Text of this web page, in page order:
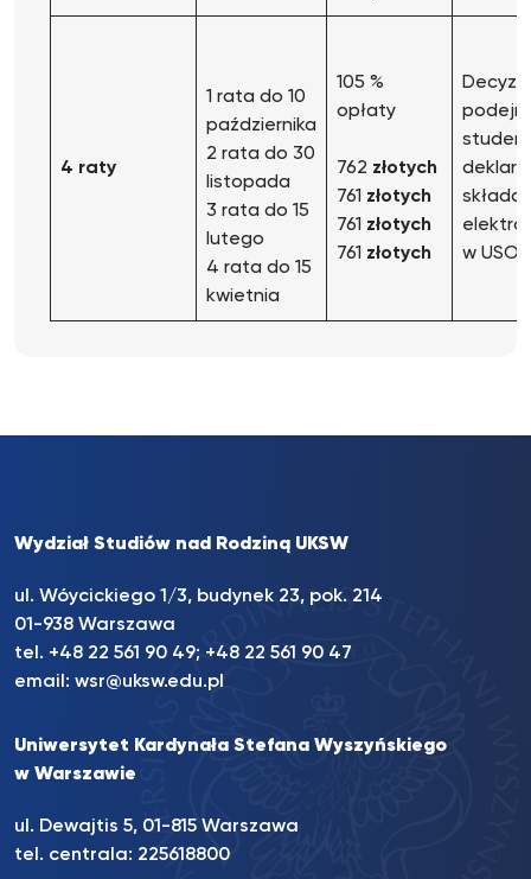
4 raty
1 rata do 10
października
2 rata do 30
listopada
3 rata do 15
lutego
4 rata do 15
kwietnia
105 %
opłaty
762 złotych
761 złotych
761 złotych
761 złotych
w USOS
Wydział Studiów nad Rodziną UKSW
ul. Wóycickiego 1/3, budynek 23, pok. 214
01-938 Warszawa
tel. +48 22 561 90 49; +48 22 561 90 47
email: wsr@uksw.edu.pl
Uniwersytet Kardynała Stefana Wyszyńskiego
w Warszawie
ul. Dewajtis 5, 01-815 Warszawa
tel. centrala: 225618800